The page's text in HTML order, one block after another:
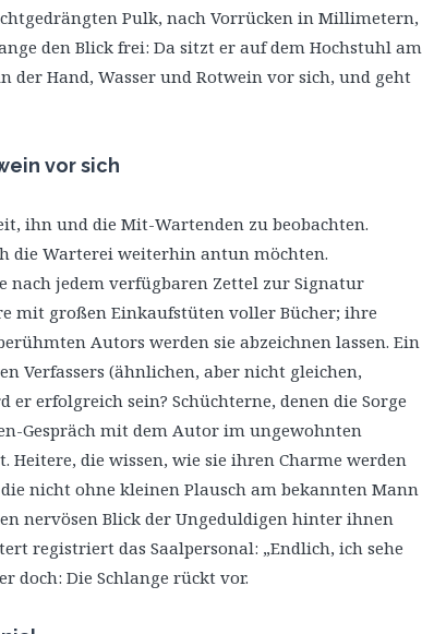
Pulk, nach Vorrücken in Millimetern,
den Blick frei: Da sitzt er auf dem Hochstuhl am
der Hand, Wasser und Rotwein vor sich, und geht
vor sich
ihn und die Mit-Wartenden zu beobachten.
die Warterei weiterhin antun möchten.
nach jedem verfügbaren Zettel zur Signatur
mit großen Einkaufstüten voller Bücher; ihre
Autors werden sie abzeichnen lassen. Ein
Verfassers (ähnlichen, aber nicht gleichen,
er erfolgreich sein? Schüchterne, denen die Sorge
Gespräch mit dem Autor im ungewohnten
Heitere, die wissen, wie sie ihren Charme werden
nicht ohne kleinen Plausch am bekannten Mann
nervösen Blick der Ungeduldigen hinter ihnen
registriert das Saalpersonal: „Endlich, ich sehe
doch: Die Schlange rückt vor.